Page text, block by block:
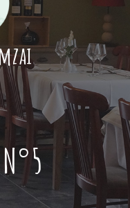
N°5